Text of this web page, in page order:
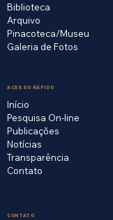
Biblioteca
Arquivo
Pinacoteca/Museu
Galeria de Fotos
ACESSO RÁPIDO
Início
Pesquisa On-line
Publicações
Notícias
Transparência
Contato
CONTATO